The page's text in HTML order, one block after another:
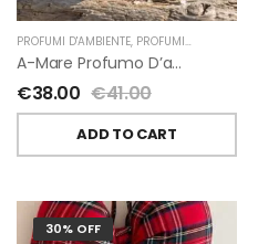
PROFUMI D'AMBIENTE, PROFUMI D'AMBIENTE FIORIRA' UN GIARDINO
A-Mare Profumo D’ambiente Di Fiorirà Un Giardino
€38.00 €41.00
ADD TO CART
30% OFF